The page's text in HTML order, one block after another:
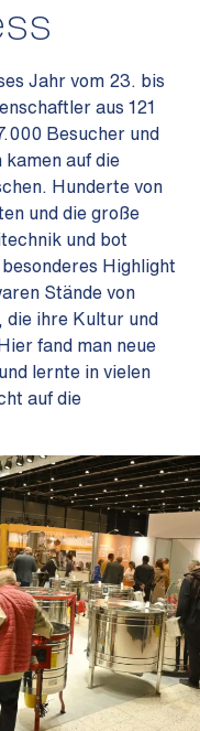
Jahr vom 23. bis
aus 121
Besucher und
kamen auf die
Hunderte von
und die große
und bot
Highlight
Stände von
die ihre Kultur und
fand man neue
lernte in vielen
auf die